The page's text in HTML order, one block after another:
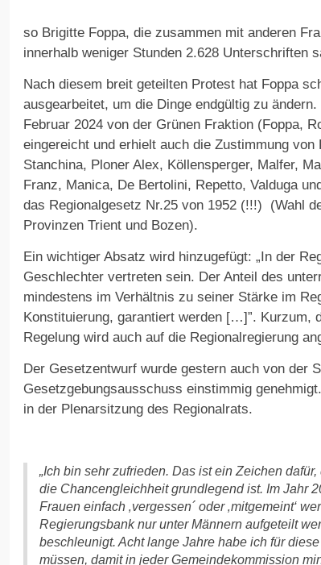
so Brigitte Foppa, die zusammen mit anderen
innerhalb weniger Stunden 2.628 Unterschriften
Nach diesem breit geteilten Protest hat Foppa
ausgearbeitet, um die Dinge endgültig zu
Februar 2024 von der Grünen Fraktion (Foppa,
eingereicht und erhielt auch die Zustimmung
Stanchina, Ploner Alex, Köllensperger, Malfer,
Franz, Manica, De Bertolini, Repetto, Valduga
das Regionalgesetz Nr.25 von 1952 (!!!) (Wahl
Provinzen Trient und Bozen).
Ein wichtiger Absatz wird hinzugefügt: „In der
Geschlechter vertreten sein. Der Anteil des
mindestens im Verhältnis zu seiner Stärke im
Konstituierung, garantiert werden […]”. Kurzum,
Regelung wird auch auf die Regionalregierung
Der Gesetzentwurf wurde gestern auch von der
Gesetzgebungsausschuss einstimmig
in der Plenarsitzung des Regionalrats.
„Ich bin sehr zufrieden. Das ist ein Zeichen
die Chancengleichheit grundlegend ist. Im Jahr
Frauen einfach ‚vergessen´ oder ‚mitgemeint‘
Regierungsbank nur unter Männern aufgeteilt
beschleunigt. Acht lange Jahre habe ich für
müssen, damit in jeder Gemeindekommission